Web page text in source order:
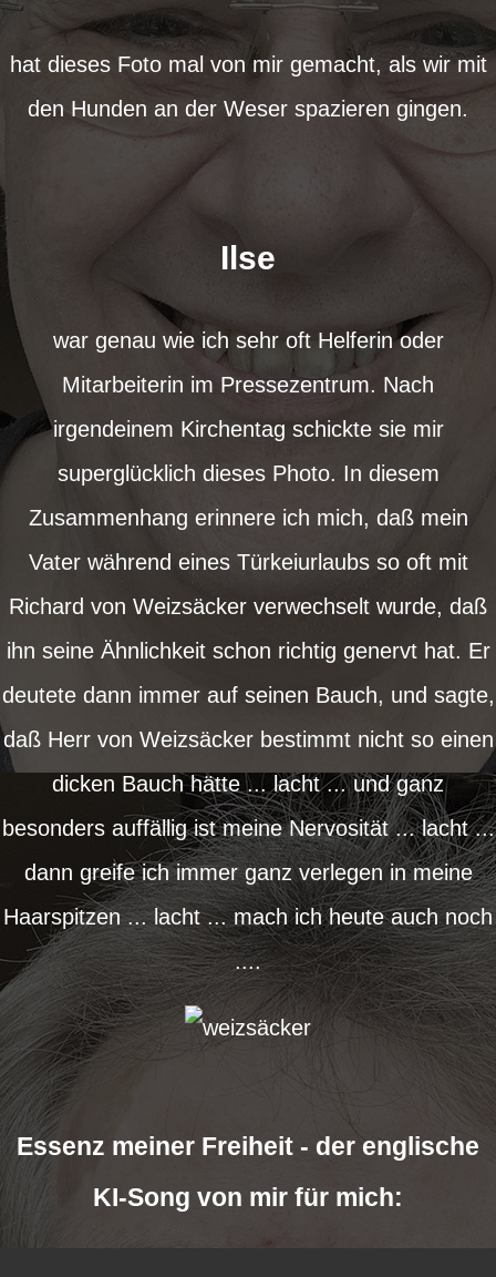
hat dieses Foto mal von mir gemacht, als wir mit
den Hunden an der Weser spazieren gingen.
Ilse
war genau wie ich sehr oft Helferin oder
Mitarbeiterin im Pressezentrum. Nach
irgendeinem Kirchentag schickte sie mir
superglücklich dieses Photo. In diesem
Zusammenhang erinnere ich mich, daß mein
Vater während eines Türkeiurlaubs so oft mit
Richard von Weizsäcker verwechselt wurde, daß
ihn seine Ähnlichkeit schon richtig genervt hat. Er
deutete dann immer auf seinen Bauch, und sagte,
daß Herr von Weizsäcker bestimmt nicht so einen
dicken Bauch hätte ... lacht ... und ganz
besonders auffällig ist meine Nervosität ... lacht ...
dann greife ich immer ganz verlegen in meine
Haarspitzen ... lacht ... mach ich heute auch noch
....
Essenz meiner Freiheit - der englische
KI-Song von mir für mich: